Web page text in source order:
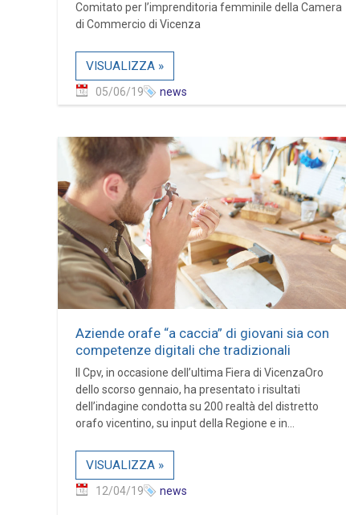
Comitato per l’imprenditoria femminile della Camera
di Commercio di Vicenza
VISUALIZZA »
05/06/19 news
Aziende orafe “a caccia” di giovani sia con
competenze digitali che tradizionali
Il Cpv, in occasione dell’ultima Fiera di VicenzaOro
dello scorso gennaio, ha presentato i risultati
dell’indagine condotta su 200 realtà del distretto
orafo vicentino, su input della Regione e in...
VISUALIZZA »
12/04/19 news